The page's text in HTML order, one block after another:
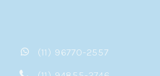
(11) 96770-2557